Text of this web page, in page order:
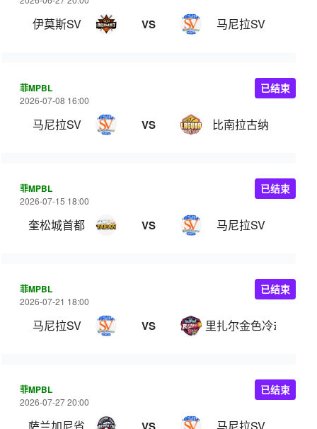
伊莫斯SV VS 马尼拉SV
菲MPBL
2026-07-08 16:00
马尼拉SV VS 比南拉古纳
已结束
菲MPBL
2026-07-15 18:00
奎松城首都 VS 马尼拉SV
已结束
菲MPBL
2026-07-21 18:00
马尼拉SV VS 里扎尔金色冷却器
已结束
菲MPBL
2026-07-27 20:00
已结束